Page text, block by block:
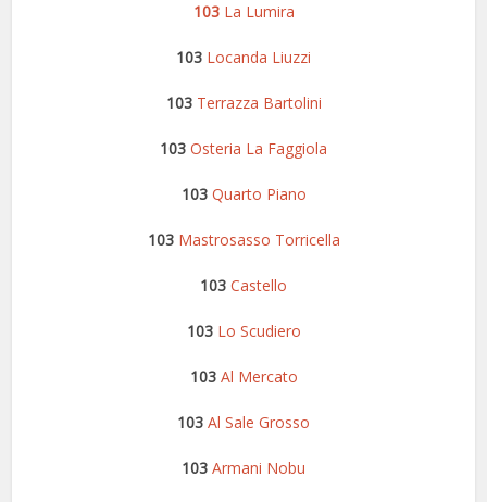
103La Lumira
103 Locanda Liuzzi
103 Terrazza Bartolini
103 Osteria La Faggiola
103 Quarto Piano
103 Mastrosasso Torricella
103 Castello
103 Lo Scudiero
103 Al Mercato
103 Al Sale Grosso
103 Armani Nobu